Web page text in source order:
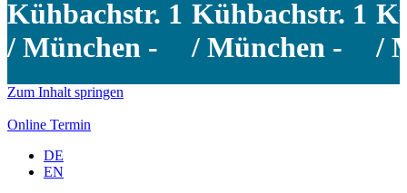
Kühbachstr. 1
/ München -
Kühbachstr. 1
/ München -
/
Zum Inhalt springen
Online Termin
DE
EN